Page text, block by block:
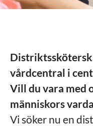
vårdcentral i
Vill du vara med
människors
Vi söker nu en